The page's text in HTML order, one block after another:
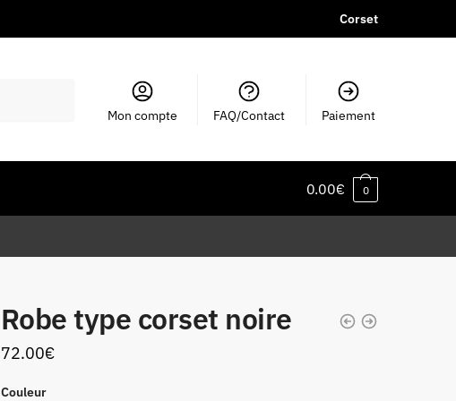
Corset
Mon compte FAQ/Contact Paiement
0.00€ 0
Robe type corset noire
72.00€
Couleur